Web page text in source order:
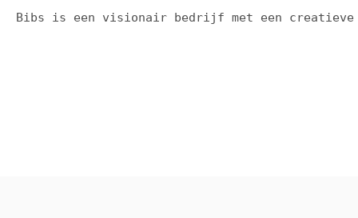
Bibs is een visionair bedrijf met een creatieve